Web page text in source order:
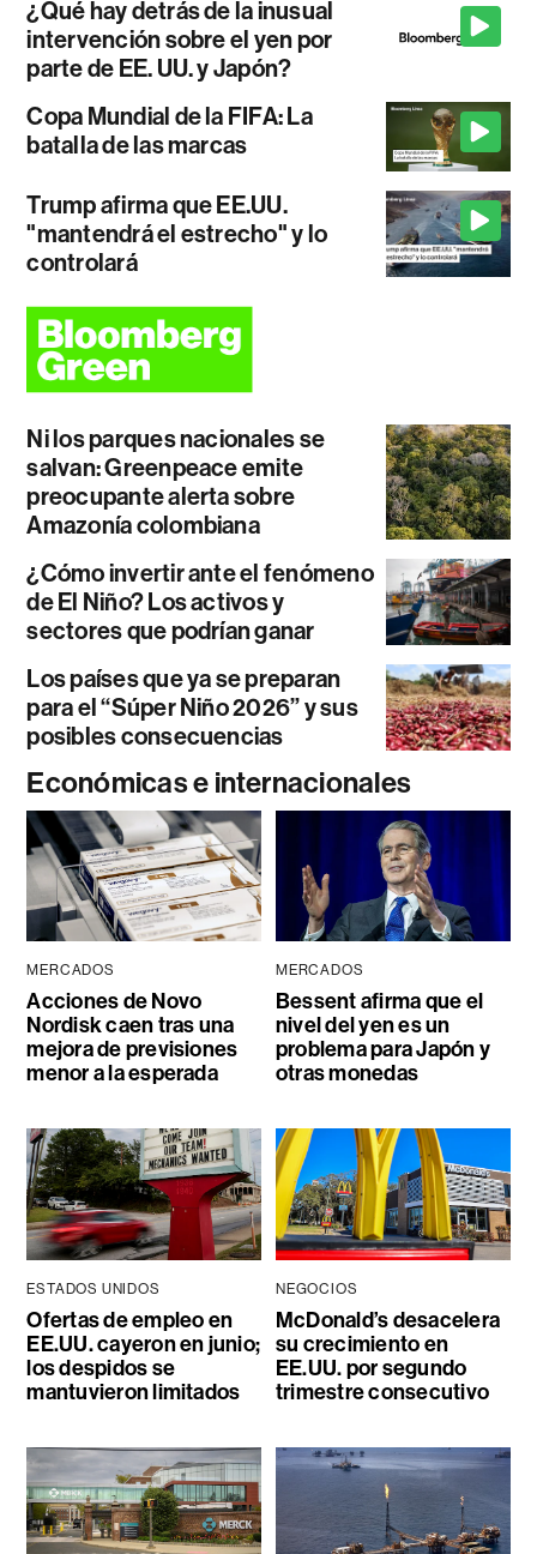
¿Qué hay detrás de la inusual
intervención sobre el yen por
parte de EE. UU. y Japón?
Copa Mundial de la FIFA: La
batalla de las marcas
Trump afirma que EE.UU.
"mantendrá el estrecho" y lo
controlará
Ni los parques nacionales se
salvan: Greenpeace emite
preocupante alerta sobre
Amazonía colombiana
¿Cómo invertir ante el fenómeno
de El Niño? Los activos y
sectores que podrían ganar
Los países que ya se preparan
para el “Súper Niño 2026” y sus
posibles consecuencias
Económicas e internacionales
MERCADOS
Acciones de Novo
Nordisk caen tras una
mejora de previsiones
menor a la esperada
MERCADOS
Bessent afirma que el
nivel del yen es un
problema para Japón y
otras monedas
ESTADOS UNIDOS
Ofertas de empleo en
EE.UU. cayeron en junio;
los despidos se
mantuvieron limitados
NEGOCIOS
McDonald’s desacelera
su crecimiento en
EE.UU. por segundo
trimestre consecutivo